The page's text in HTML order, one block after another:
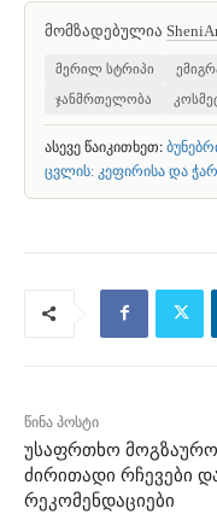
მომზადებულია
მერილ სტრიპი
ჯანმრთელობა
ასევე წაიკითხეთ:
ცვლის: კეფირისა და
წინა პოსტი
უსაფრთხო
ძირითადი რჩევები
რეკომენდაციები